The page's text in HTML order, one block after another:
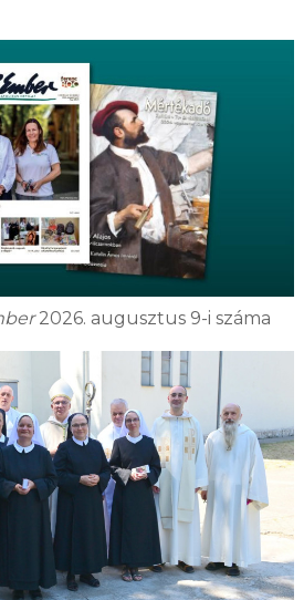
2026. augusztus 9-i száma